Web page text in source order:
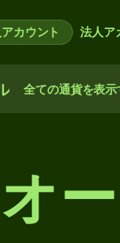
カウント 法人ア
全ての通貨を表示